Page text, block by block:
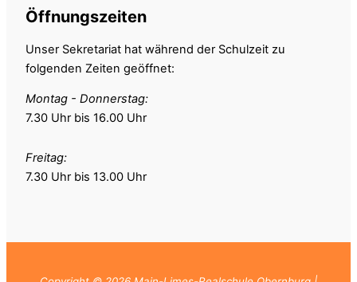
Öffnungszeiten
Unser Sekretariat hat während der Schulzeit zu
folgenden Zeiten geöffnet:
Montag - Donnerstag:
7.30 Uhr bis 16.00 Uhr
Freitag:
7.30 Uhr bis 13.00 Uhr